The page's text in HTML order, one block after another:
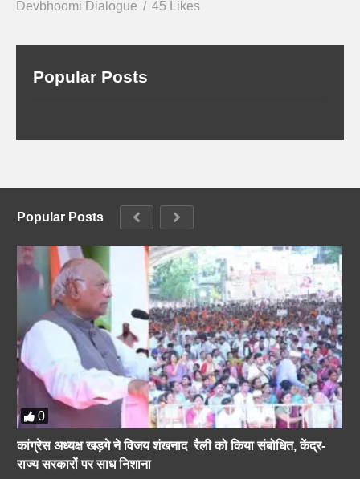
Devbhoomi Dialogue 45 Likes
Popular Posts
Popular Posts
0
कांग्रेस अध्यक्ष खड़गे ने विजय शंखनाद रैली को किया संबोधित, केंद्र-
राज्य सरकारों पर साध निशाना